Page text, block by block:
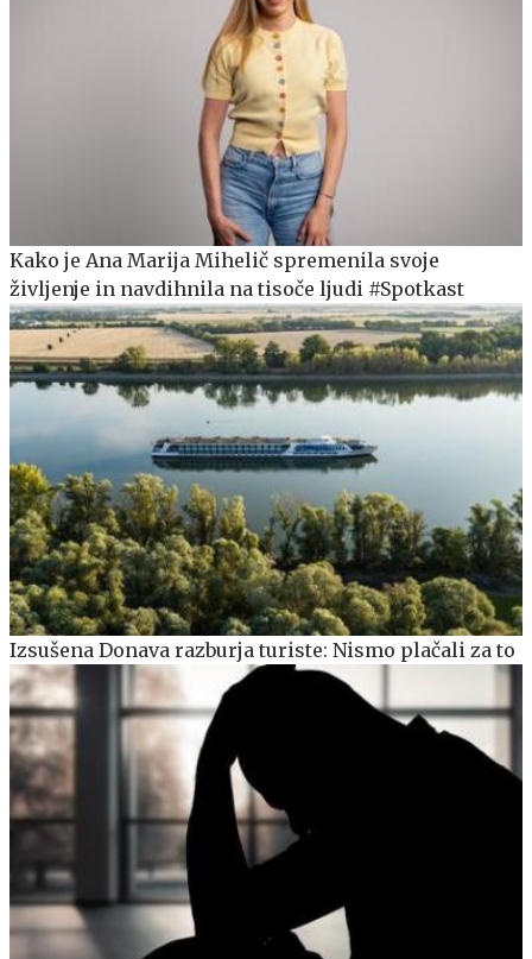
Kako je Ana Marija Mihelič spremenila svoje
življenje in navdihnila na tisoče ljudi #Spotkast
Izsušena Donava razburja turiste: Nismo plačali za to